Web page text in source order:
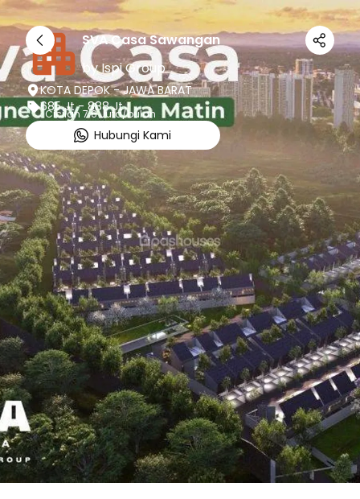
SVA Casa Sawangan
byIspi Group
KOTA DEPOK - JAWA BARAT
685 Jt - 888 Jt
Cicilan 7.6 Juta/bulan
Hubungi Kami